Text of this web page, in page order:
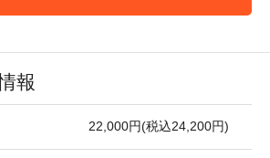
報
22,000円(税込24,200円)